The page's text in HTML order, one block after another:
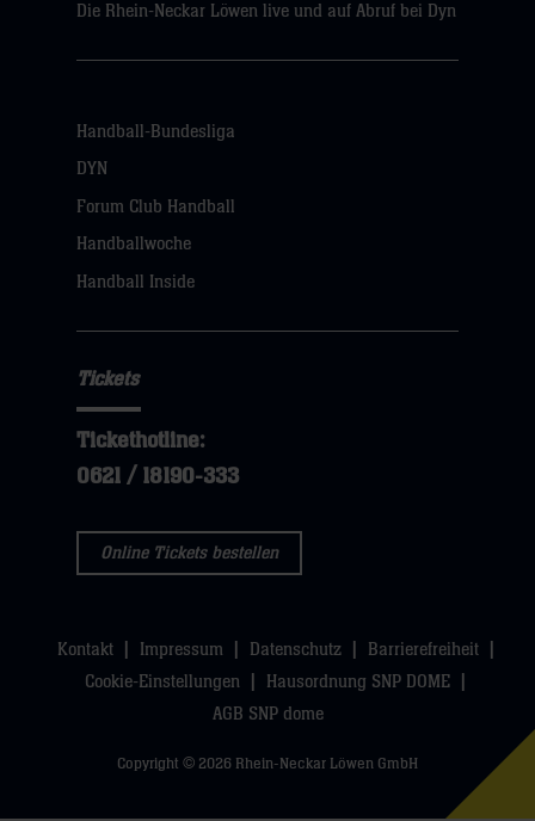
Die Rhein-Neckar Löwen live und auf Abruf bei Dyn
Handball-Bundesliga
DYN
Forum Club Handball
Handballwoche
Handball Inside
Tickets
Tickethotline:
0621 / 18190-333
Online Tickets bestellen
Kontakt Impressum Datenschutz
Barrierefreiheit
Cookie-Einstellungen
Hausordnung SNP DOME
AGB SNP dome
Copyright © 2026 Rhein-Neckar Löwen GmbH